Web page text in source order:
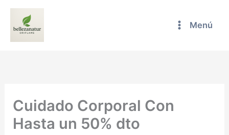
Menú
Cuidado Corporal Con
Hasta un 50% dto